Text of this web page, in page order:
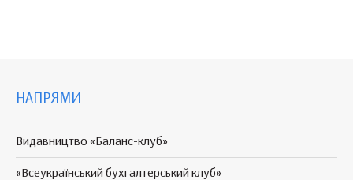
НАПРЯМИ
Видавництво «Баланс-клуб»
«Всеукраїнський бухгалтерський клуб»